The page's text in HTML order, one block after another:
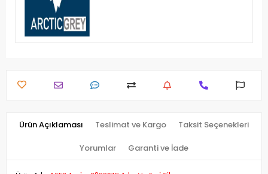
Ürün Açıklaması Teslimat ve Kargo Taksit Seçenekleri
Yorumlar Garanti ve İade